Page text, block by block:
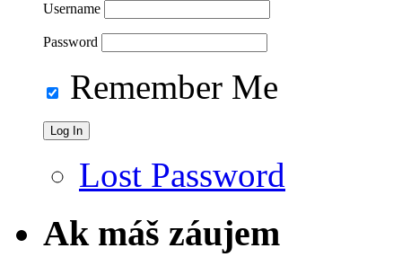
Username
Password
Remember Me
Lost Password
Ak máš záujem